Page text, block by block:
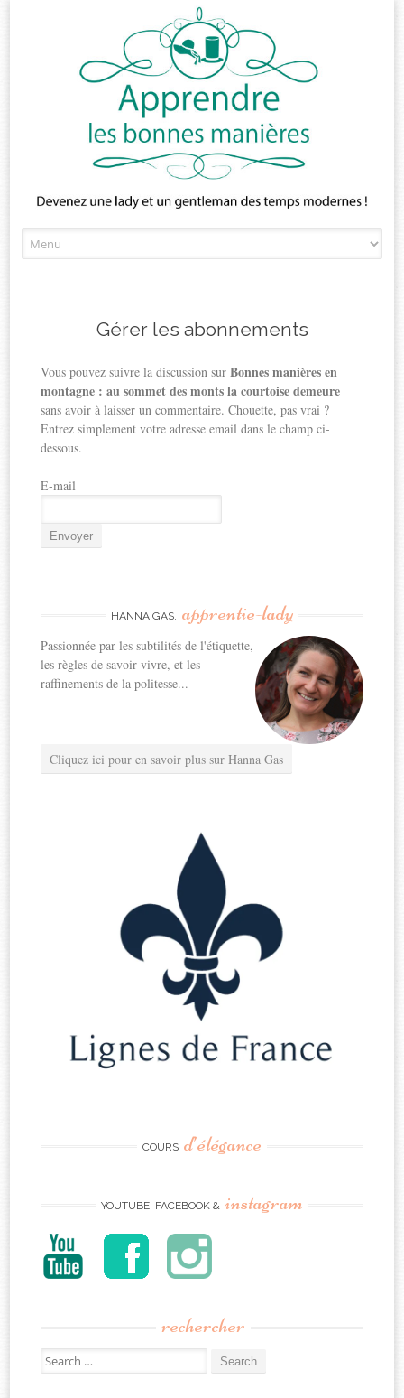
to
Gérer les abonnements
Vous pouvez suivre la discussion surBonnes manières en
montagne : au sommet des monts la courtoise demeure
sans avoir à laisser un commentaire. Chouette, pas vrai ?
Entrez simplement votre adresse email dans le champ ci-
dessous.
E-mail
HANNA GAS, apprentie-lady
Passionnée par les subtilités de l'étiquette,
les règles de savoir-vivre, et les
raffinements de la politesse...
Cliquez ici pour en savoir plus sur Hanna Gas
COURS d’élégance
YOUTUBE, FACEBOOK & instagram
rechercher
Search
for: